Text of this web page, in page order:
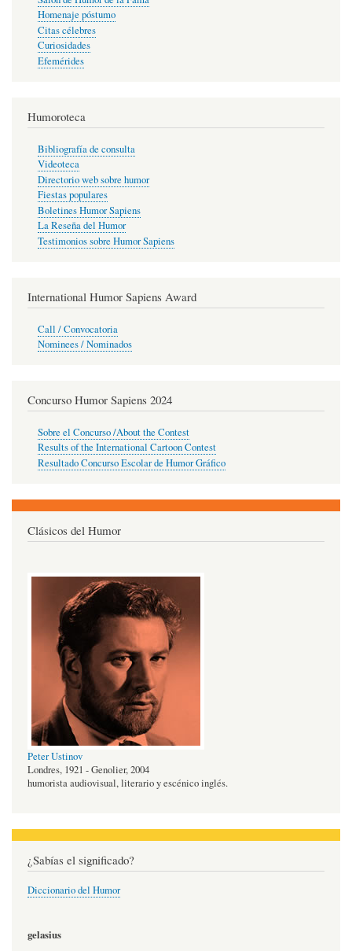
Homenaje póstumo
Citas célebres
Curiosidades
Efemérides
Humoroteca
Bibliografía de consulta
Videoteca
Directorio web sobre humor
Fiestas populares
Boletines Humor Sapiens
La Reseña del Humor
Testimonios sobre Humor Sapiens
International Humor Sapiens Award
Call / Convocatoria
Nominees / Nominados
Concurso Humor Sapiens 2024
Sobre el Concurso /About the Contest
Results of the International Cartoon Contest
Resultado Concurso Escolar de Humor Gráfico
Clásicos del Humor
Peter Ustinov
Londres, 1921 - Genolier, 2004
humorista audiovisual, literario y escénico inglés.
¿Sabías el significado?
Diccionario del Humor
gelasius